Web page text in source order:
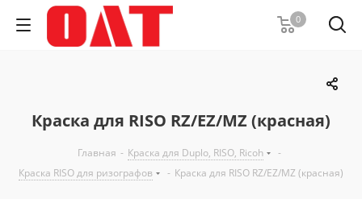
0
Краска для RISO RZ/EZ/MZ (красная)
Главная - Краска для Duplo, RISO, Ricoh
-
Краска RISO для ризографов
- Краска для RISO RZ/EZ/MZ (красная)